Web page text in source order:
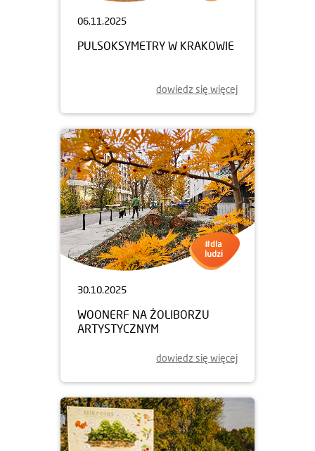
06.11.2025
PULSOKSYMETRY W KRAKOWIE
dowiedz się więcej
30.10.2025
WOONERF NA ŻOLIBORZU
ARTYSTYCZNYM
dowiedz się więcej